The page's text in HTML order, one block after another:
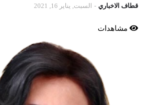
قطاف الاخباري - السبت, يناير 16, 2021
مشاهدات